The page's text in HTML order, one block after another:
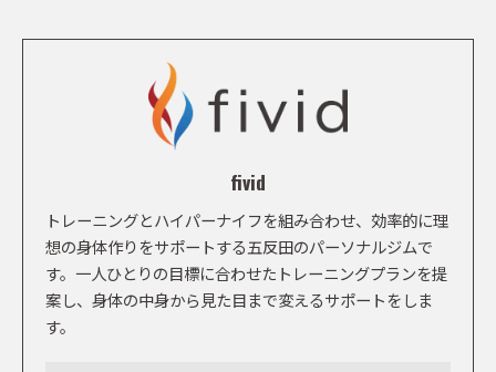
fivid
トレーニングとハイパーナイフを組み合わせ、効率的に理
想の身体作りをサポートする五反田のパーソナルジムで
す。一人ひとりの目標に合わせたトレーニングプランを提
案し、身体の中身から見た目まで変えるサポートをしま
す。